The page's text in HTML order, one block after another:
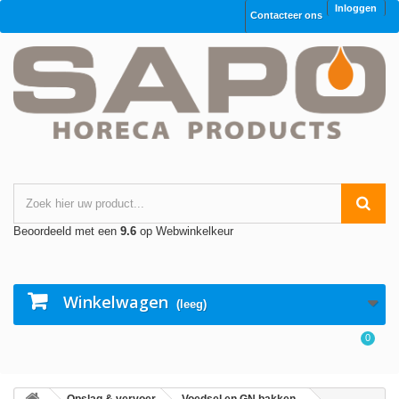
Inloggen
Contacteer ons
Beoordeeld met een 9.6 op Webwinkelkeur
Winkelwagen (leeg)
0